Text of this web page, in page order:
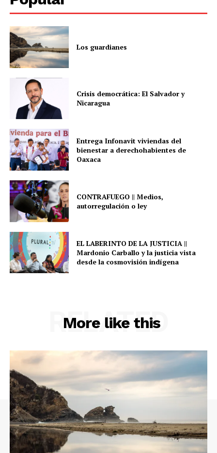
Los guardianes
Crisis democrática: El Salvador y
Nicaragua
Entrega Infonavit viviendas del
bienestar a derechohabientes de
Oaxaca
CONTRAFUEGO || Medios,
autorregulación o ley
EL LABERINTO DE LA JUSTICIA ||
Mardonio Carballo y la justicia vista
desde la cosmovisión indígena
More like this
RELATED